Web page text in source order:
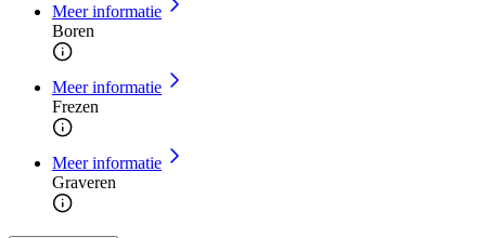
Meer informatie
Boren
Meer informatie
Frezen
Meer informatie
Graveren